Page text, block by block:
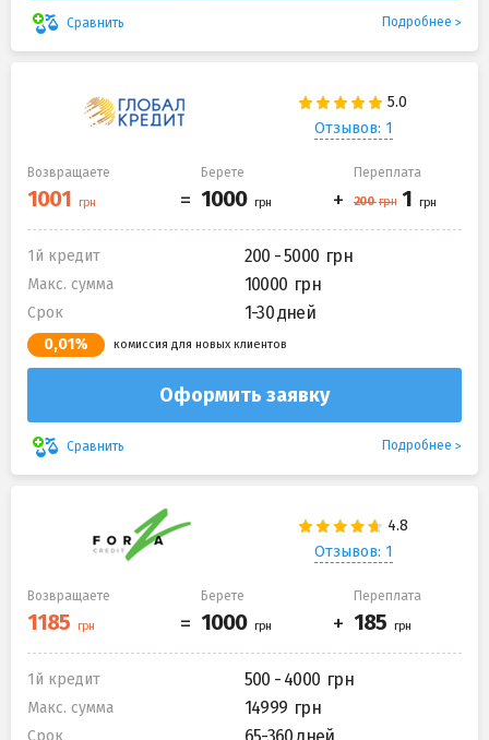
Сравнить Подробнее
Отзывов: 1
Возвращаете Берете Переплата
1й кредит 200 - 5000
Макс. сумма 10000
Срок 1-30 дней
0,01% комиссия для новых клиентов
Оформить заявку
Сравнить Подробнее
Отзывов: 1
Возвращаете Берете Переплата
1й кредит 500 - 4000
Макс. сумма 14999
Срок